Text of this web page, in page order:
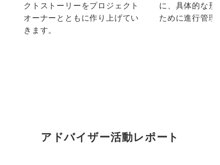
クトストーリーをプロジェクト
オーナーとともに作り上げてい
きます。
に、具体的な
ために進行管
アドバイザー活動レポート